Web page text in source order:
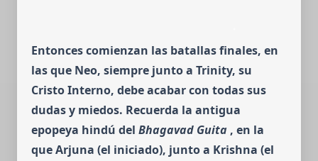
Entonces comienzan las batallas finales, en
las que Neo, siempre junto a Trinity, su
Cristo Interno, debe acabar con todas sus
dudas y miedos. Recuerda la antigua
epopeya hindú del Bhagavad Guita , en la
que Arjuna (el iniciado), junto a Krishna (el